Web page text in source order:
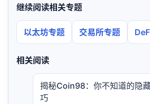
继续阅读相关专题
以太坊专题 交易所专题
相关阅读
揭秘Coin98：你不知道的隐
巧